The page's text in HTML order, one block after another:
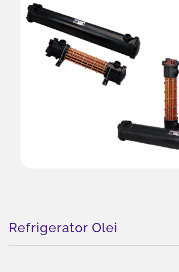
Refrigerator Olei